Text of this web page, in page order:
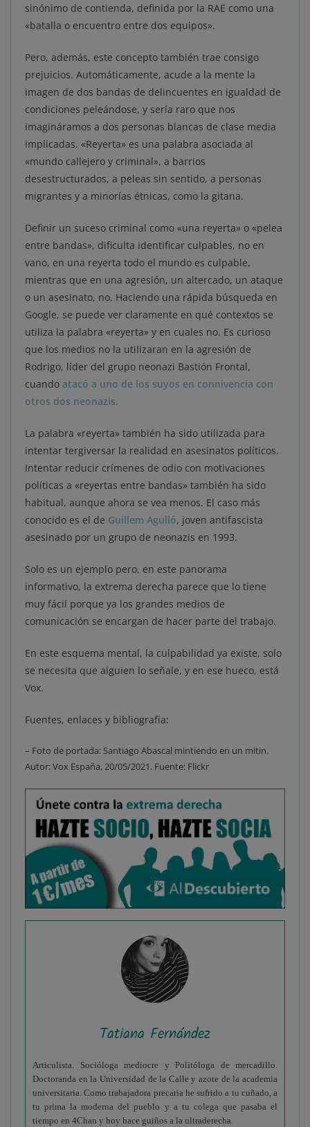
sinónimo de contienda, definida por la RAE como una
«batalla o encuentro entre dos equipos».
Pero, además, este concepto también trae consigo
prejuicios. Automáticamente, acude a la mente la
imagen de dos bandas de delincuentes en igualdad de
condiciones peleándose, y sería raro que nos
imagináramos a dos personas blancas de clase media
implicadas. «Reyerta» es una palabra asociada al
«mundo callejero y criminal», a barrios
desestructurados, a peleas sin sentido, a personas
migrantes y a minorías étnicas, como la gitana.
Definir un suceso criminal como «una reyerta» o «pelea
entre bandas», dificulta identificar culpables, no en
vano, en una reyerta todo el mundo es culpable,
mientras que en una agresión, un altercado, un ataque
o un asesinato, no. Haciendo una rápida búsqueda en
Google, se puede ver claramente en qué contextos se
utiliza la palabra «reyerta» y en cuales no. Es curioso
que los medios no la utilizaran en la agresión de
Rodrigo, líder del grupo neonazi Bastión Frontal,
cuando atacó a uno de los suyos en connivencia con
otros dos neonazis.
La palabra «reyerta» también ha sido utilizada para
intentar tergiversar la realidad en asesinatos políticos.
Intentar reducir crímenes de odio con motivaciones
políticas a «reyertas entre bandas» también ha sido
habitual, aunque ahora se vea menos. El caso más
conocido es el de Guillem Agulló, joven antifascista
asesinado por un grupo de neonazis en 1993.
Solo es un ejemplo pero, en este panorama
informativo, la extrema derecha parece que lo tiene
muy fácil porque ya los grandes medios de
comunicación se encargan de hacer parte del trabajo.
En este esquema mental, la culpabilidad ya existe, solo
se necesita que alguien lo señale, y en ese hueco, está
Vox.
Fuentes, enlaces y bibliografía:
– Foto de portada: Santiago Abascal mintiendo en un mitin.
Autor: Vox España, 20/05/2021. Fuente: Flickr
Tatiana Fernández
Articulista. Socióloga mediocre y Politóloga de mercadillo.
Doctoranda en la Universidad de la Calle y azote de la academia
universitaria. Como trabajadora precaria he sufrido a tu cuñado, a
tu prima la moderna del pueblo y a tu colega que pasaba el
tiempo en 4Chan y hoy hace guiños a la ultraderecha.